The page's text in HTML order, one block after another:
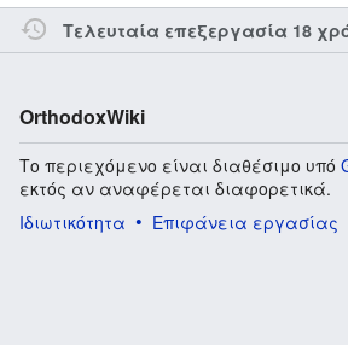
Τελευταία επεξεργασία 18
OrthodoxWiki
Το περιεχόμενο είναι διαθέσιμο υπό
εκτός αν αναφέρεται διαφορετικά.
Ιδιωτικότητα
Επιφάνεια εργασίας